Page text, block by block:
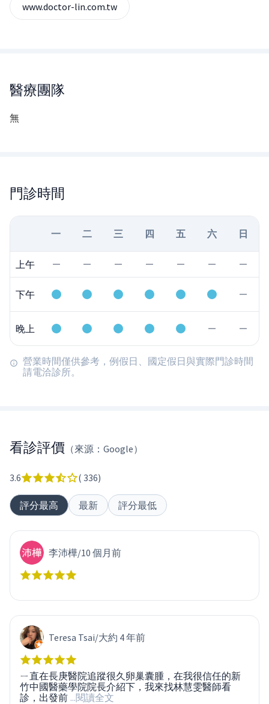
www.doctor-lin.com.tw
醫療團隊
無
門診時間
一 二 三 四 五 六 日
上午
下午
晚上
營業時間僅供參考，例假日、國定假日與實際門診時間
請電洽診所。
看診評價 （來源：Google）
3.6 ( 336)
評分最高 最新 評分最低
李沛樺/10 個月前
Teresa Tsai/大約 4 年前
ㄧ直在長庚醫院追蹤很久卵巢囊腫，在我很信任的新
竹中國醫藥學院院長介紹下，我來找林慧雯醫師看
診，出發前 ...閱讀全文